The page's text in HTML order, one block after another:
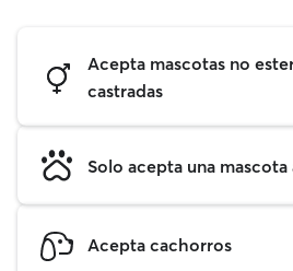
Acepta mascotas no
castradas
Solo acepta una mascota
Acepta cachorros